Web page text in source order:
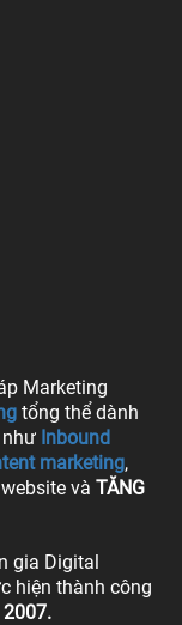
Marketing
tổng thể dành
Inbound
marketing,
và TĂNG
gia Digital
hiện thành công